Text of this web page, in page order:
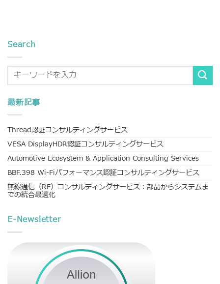
Search
最新記事
Thread認証コンサルティングサービス
VESA DisplayHDR認証コンサルティングサービス
Automotive Ecosystem & Application Consulting Services
BBF.398 Wi-Fiパフォーマンス認証コンサルティングサービス
無線通信（RF）コンサルティングサービス：部品からシステムま
での統合最適化
E-Newsletter